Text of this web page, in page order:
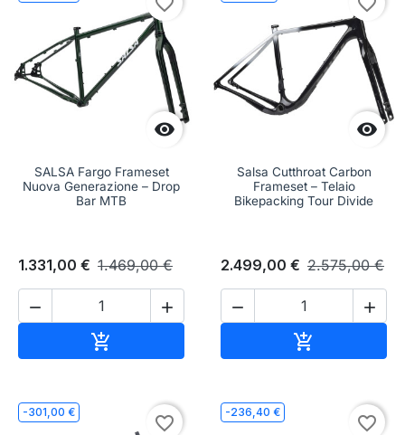

SALSA Fargo Frameset
Nuova Generazione – Drop
Bar MTB
1.331,00 € 1.469,00 €
 


Salsa Cutthroat Carbon
Frameset – Telaio
Bikepacking Tour Divide
2.499,00 € 2.575,00 €
 

-301,00 €
favorite_border
-236,40 €
favorite_border